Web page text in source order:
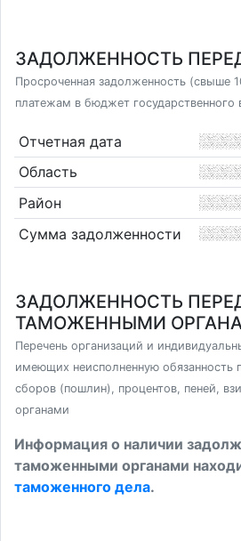
ЗАДОЛЖЕННОСТЬ
Просроченная задолженность (свыше
платежам в бюджет
Отчетная дата
Область
Район
Сумма задолженности
ЗАДОЛЖЕННОСТЬ
ТАМОЖЕННЫМИ
Перечень организаций и
имеющих неисполненную обязанность
сборов (пошлин), процентов, пеней,
органами
Информация о наличии
таможенными органами
таможенного дела.